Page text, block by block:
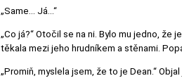
„Same… Já…“
„Co já?“ Otočil se na ni. Bylo mu jedno, že
těkala mezi jeho hrudníkem a stěnami.
„Promiň, myslela jsem, že to je Dean.“